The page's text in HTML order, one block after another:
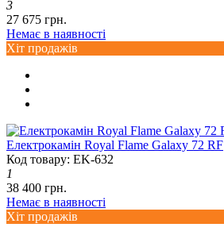
3
27 675 грн.
Немає в наявності
Хіт продажів
Електрокамін Royal Flame Galaxy 72 RF
Код товару: EK-632
1
38 400 грн.
Немає в наявності
Хіт продажів